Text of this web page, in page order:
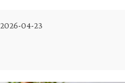
2026-04-23